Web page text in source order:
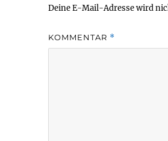
Deine E-Mail-Adresse wird
KOMMENTAR *